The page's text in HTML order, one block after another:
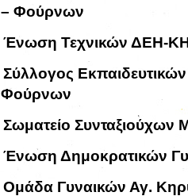
– Φούρνων
Ένωση Τεχνικών ΔΕΗ-
Σύλλογος
Φούρνων
Σωματείο Συνταξιούχων
Ένωση Δημοκρατικών
Ομάδα Γυναικών Αγ.